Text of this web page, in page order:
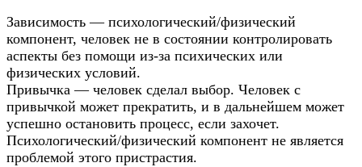
Зависимость — психологический/физический
компонент, человек не в состоянии контролировать
аспекты без помощи из-за психических или
физических условий.
Привычка — человек сделал выбор. Человек с
привычкой может прекратить, и в дальнейшем может
успешно остановить процесс, если захочет.
Психологический/физический компонент не является
проблемой этого пристрастия.